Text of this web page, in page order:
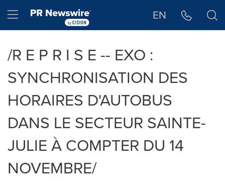
Hamburger menu EN
/R E P R I S E -- EXO :
SYNCHRONISATION DES
HORAIRES D'AUTOBUS
DANS LE SECTEUR SAINTE-
JULIE À COMPTER DU 14
NOVEMBRE/